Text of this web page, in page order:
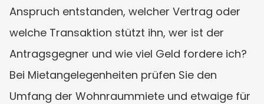
Anspruch entstanden, welcher Vertrag oder
welche Transaktion stützt ihn, wer ist der
Antragsgegner und wie viel Geld fordere ich?
Bei Mietangelegenheiten prüfen Sie den
Umfang der Wohnraummiete und etwaige für